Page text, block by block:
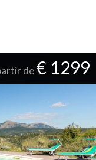
de€ 1299